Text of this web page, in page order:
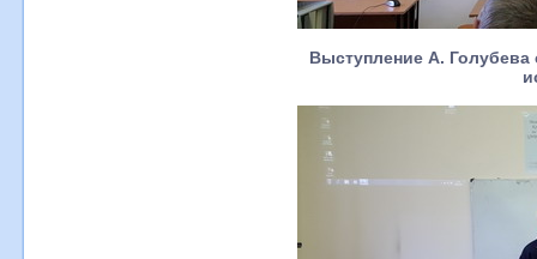
Выступление А.